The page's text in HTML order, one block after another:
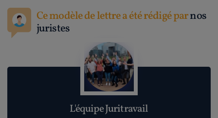
Ce modèle de lettre a été rédigé parnos
juristes
L'équipe Juritravail